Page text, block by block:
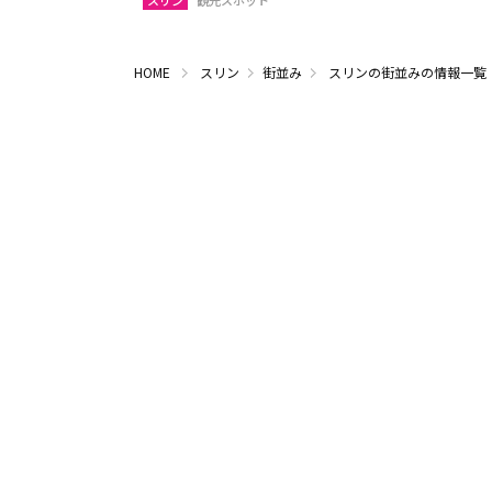
HOME スリン 街並み スリンの街並みの情報一覧